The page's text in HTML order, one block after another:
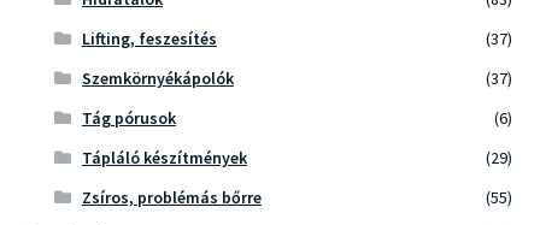
Lifting, feszesítés
(37)
Szemkörnyékápolók
(37)
Tág pórusok
(6)
Tápláló készítmények
(29)
Zsíros, problémás bőrre
(55)